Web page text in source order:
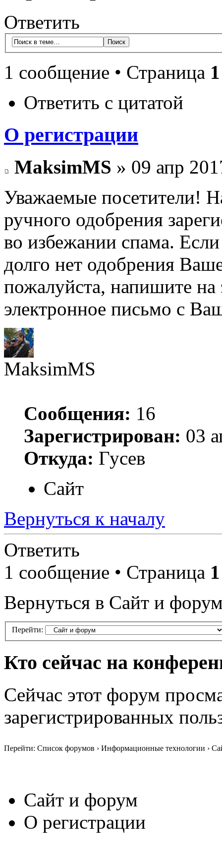
Ответить
1 сообщение • Страница 1
Ответить с цитатой
О регистрации
MaksimMS » 09 апр
Уважаемые посетители!
ручного одобрения
во избежании спама.
долго нет одобрения
пожалуйста, напишите на
электронное письмо с
MaksimMS
Сообщения: 16
Зарегистрирован: 03
Откуда: Гусев
Сайт
Вернуться к началу
Ответить
1 сообщение • Страница 1
Вернуться в Сайт и
Перейти:
Кто сейчас на
Сейчас этот форум
зарегистрированных
Перейти: Список форумов › Информационные технологии ›
Сайт и форум
О регистрации